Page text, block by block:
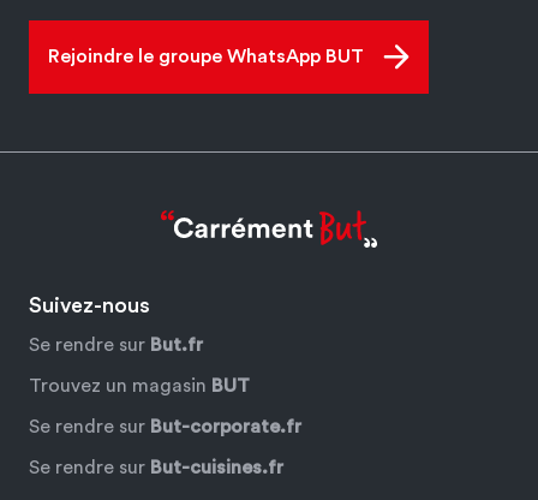
Rejoindre le groupe WhatsApp BUT
Suivez-nous
Se rendre sur But.fr
Trouvez un magasin BUT
Se rendre sur But-corporate.fr
Se rendre sur But-cuisines.fr